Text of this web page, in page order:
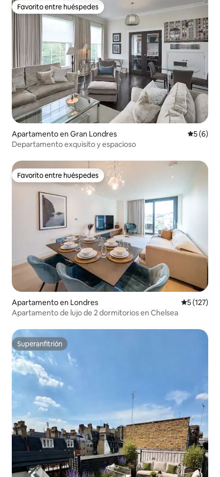
Favorito entre huéspedes
Favorito entre huéspedes
Apartamento en Gran Londres
5 (6)
Departamento exquisito y espacioso
Favorito entre huéspedes
Favorito entre huéspedes
Apartamento en Londres
5 (127)
Apartamento de lujo de 2 dormitorios en Chelsea
Superanfitrión
Superanfitrión